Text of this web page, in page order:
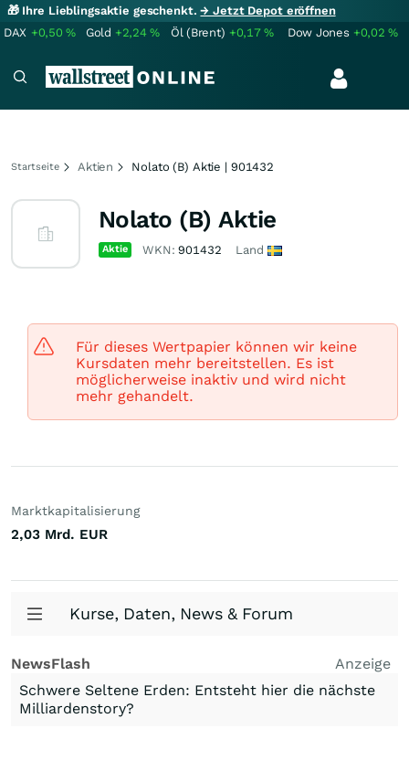
🎁 Ihre Lieblingsaktie geschenkt.→ Jetzt Depot eröffnen
DAX +0,50% Gold +2,24% Öl (Brent) +0,17% Dow Jones +0,02%
Startseite Aktien Nolato (B) Aktie | 901432
Nolato (B) Aktie
Aktie WKN:901432 Land
Für dieses Wertpapier können wir keine
Kursdaten mehr bereitstellen. Es ist
möglicherweise inaktiv und wird nicht
mehr gehandelt.
Marktkapitalisierung
2,03 Mrd. EUR
Kurse, Daten, News & Forum
NewsFlash
Anzeige
Schwere Seltene Erden: Entsteht hier die nächste
Milliardenstory?